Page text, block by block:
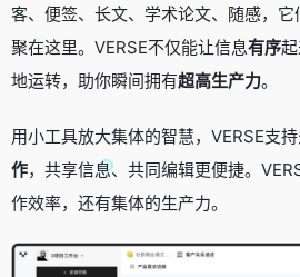
客、便签、长文、学术论文、随感，它
聚在这里。VERSE不仅能让信息有序
地运转，助你瞬间拥有超高生产力。
用小工具放大集体的智慧，VERSE支持
作，共享信息、共同编辑更便捷。
作效率，还有集体的生产力。